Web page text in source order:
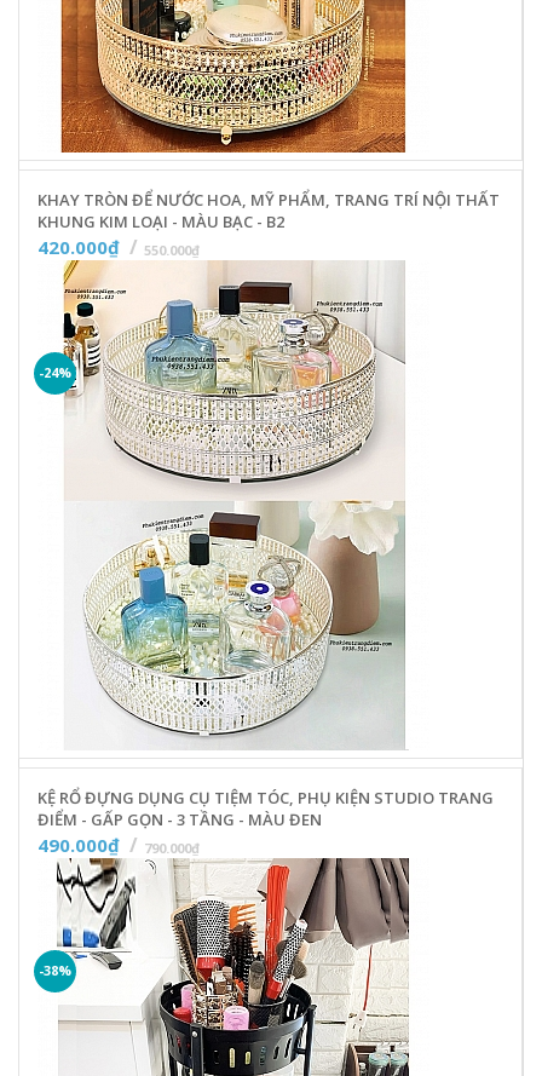
-24%
KHAY TRÒN ĐỂ NƯỚC HOA, MỸ PHẨM, TRANG TRÍ NỘI THẤT
KHUNG KIM LOẠI - MÀU BẠC - B2
420.000₫ 550.000₫
-38%
KỆ RỔ ĐỰNG DỤNG CỤ TIỆM TÓC, PHỤ KIỆN STUDIO TRANG
ĐIỂM - GẤP GỌN - 3 TẦNG - MÀU ĐEN
490.000₫ 790.000₫